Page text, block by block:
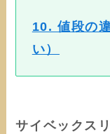
10. 値段の
い）
サイベックス